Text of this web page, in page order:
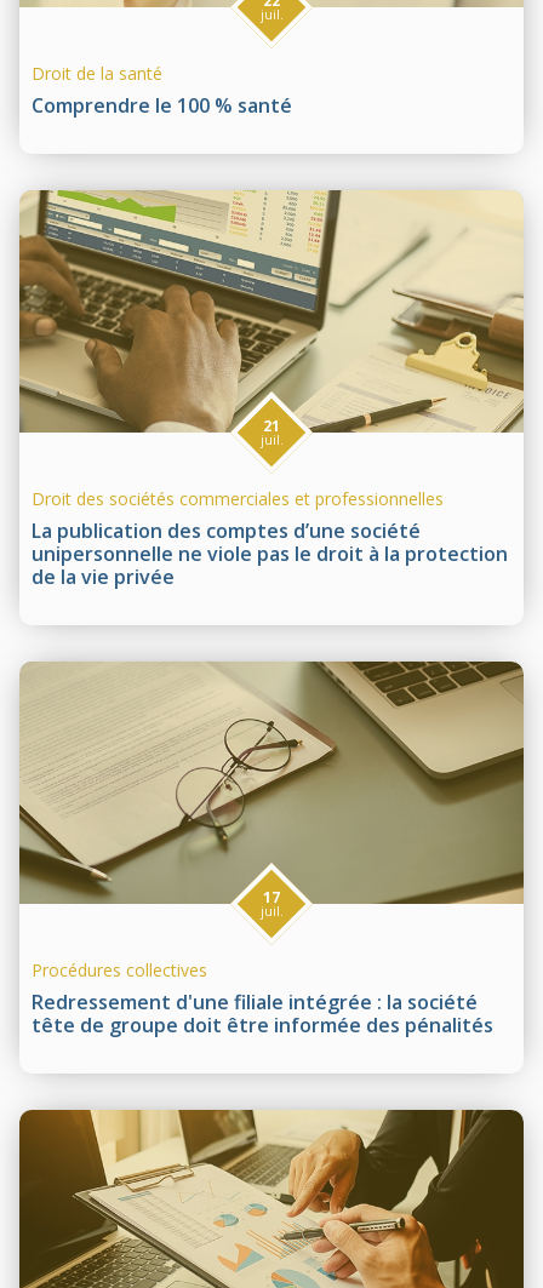
Comprendre le 100 % santé
juil.
Droit de la santé
La publication des comptes d’une société
unipersonnelle ne viole pas le droit à la protection
de la vie privée
21
juil.
Droit des sociétés commerciales et professionnelles
Redressement d'une filiale intégrée : la société
tête de groupe doit être informée des pénalités
17
juil.
Procédures collectives